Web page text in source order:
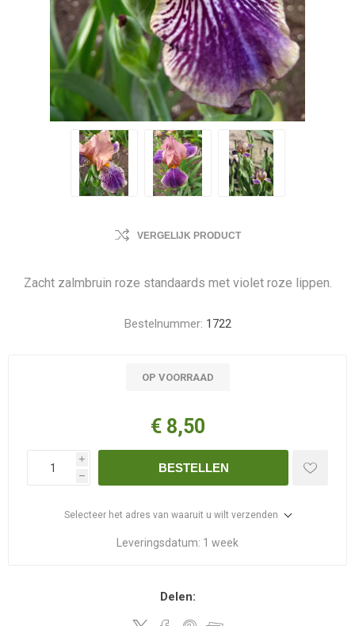
VERGELIJK PRODUCT
Zacht zalmbruin roze standaards met violet roze lippen.
Bestelnummer: 1722
OP VOORRAAD
€ 8,50
i
h
BESTELLEN
Selecteer het adres van waaruit u wilt verzenden
Leveringsdatum: 1 week
Delen: